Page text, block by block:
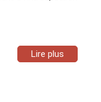
Lire plus